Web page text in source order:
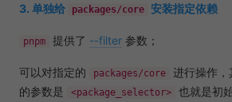
3. 单独给 packages/core 安装指定依赖
pnpm 提供了 --filter参数；
可以对指定的 packages/core 进行操作，
的参数是
<package_selector> 也就是初